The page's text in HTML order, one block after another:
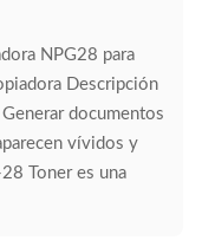
NPG28 para
Descripción
documentos
vívidos y
Toner es una